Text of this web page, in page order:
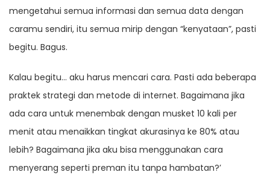
mengetahui semua informasi dan semua data dengan
caramu sendiri, itu semua mirip dengan “kenyataan”, pasti
begitu. Bagus.
Kalau begitu… aku harus mencari cara. Pasti ada beberapa
praktek strategi dan metode di internet. Bagaimana jika
ada cara untuk menembak dengan musket 10 kali per
menit atau menaikkan tingkat akurasinya ke 80% atau
lebih? Bagaimana jika aku bisa menggunakan cara
menyerang seperti preman itu tanpa hambatan?’